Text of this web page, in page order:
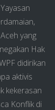
yang
Hak
didirikan
aktivis
kekerasan
Konflik di